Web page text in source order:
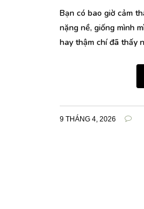
Bạn có bao giờ cảm
nặng nề, giống mình
hay thậm chí đã thấy
9 THÁNG 4, 2026